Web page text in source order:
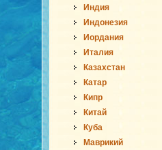
Индия
Индонезия
Иордания
Италия
Казахстан
Катар
Кипр
Китай
Куба
Маврикий